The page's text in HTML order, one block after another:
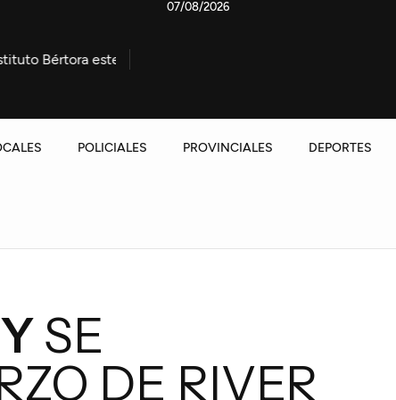
Entre Ríos presentó a Nación una agenda
07/08/2026
POLICIALES PROVINCIALES DEPORTES
SE
DE RIVER